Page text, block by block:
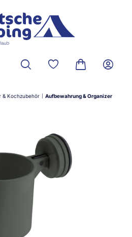
Du hast 0 Produkte
Warenkorb
& Kochzubehör Aufbewahrung & Organizer